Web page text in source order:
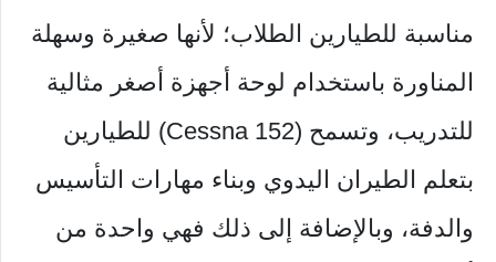
مناسبة للطيارين الطلاب؛ لأنها صغيرة وسهلة
المناورة باستخدام لوحة أجهزة أصغر مثالية
للتدريب، وتسمح (Cessna 152) للطيارين
بتعلم الطيران اليدوي وبناء مهارات التأسيس
والدفة، وبالإضافة إلى ذلك فهي واحدة من